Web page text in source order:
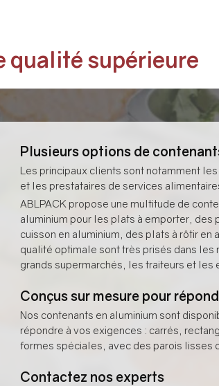
qualité supérieure
Plusieurs options de
Les principaux clients sont notamment
et les prestataires de services
ABLPACK propose une multitude de
aluminium pour les plats à emporter, des
cuisson en aluminium, des plats à rôtir en
qualité optimale sont très prisés dans
grands supermarchés, les traiteurs et les
Conçus sur mesure pour
Nos contenants en aluminium sont
répondre à vos exigences : carrés,
formes spéciales, avec des parois lisses
Contactez nos experts